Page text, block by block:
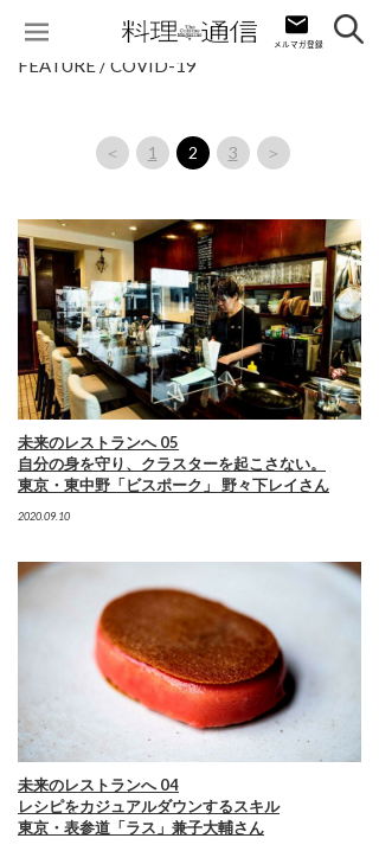
FEATURE / COVID-19
＜ 1 2 3 ＞
未来のレストランへ 05
自分の身を守り、クラスターを起こさない。
東京・東中野「ビスポーク」 野々下レイさん
2020.09.10
未来のレストランへ 04
レシピをカジュアルダウンするスキル
東京・表参道「ラス」兼子大輔さん